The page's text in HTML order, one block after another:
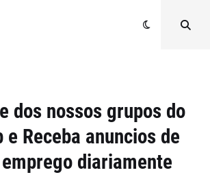
dos nossos grupos do
e Receba anuncios de
diariamente